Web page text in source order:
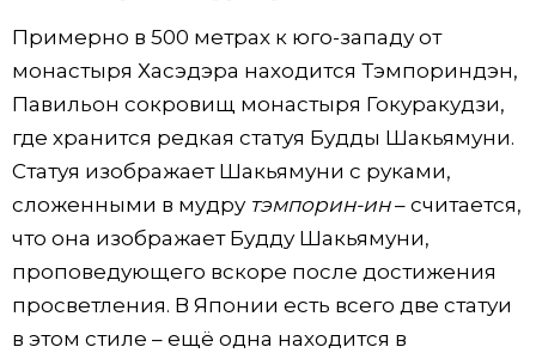
Примерно в 500 метрах к юго-западу от
монастыря Хасэдэра находится Тэмпориндэн,
Павильон сокровищ монастыря Гокуракудзи,
где хранится редкая статуя Будды Шакьямуни.
Статуя изображает Шакьямуни с руками,
сложенными в мудру тэмпорин-ин– считается,
что она изображает Будду Шакьямуни,
проповедующего вскоре после достижения
просветления. В Японии есть всего две статуи
в этом стиле – ещё одна находится в